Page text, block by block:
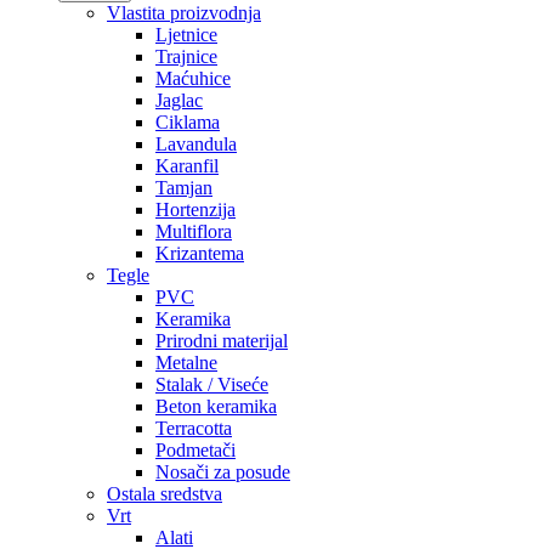
Vlastita proizvodnja
Ljetnice
Trajnice
Maćuhice
Jaglac
Ciklama
Lavandula
Karanfil
Tamjan
Hortenzija
Multiflora
Krizantema
Tegle
PVC
Keramika
Prirodni materijal
Metalne
Stalak / Viseće
Beton keramika
Terracotta
Podmetači
Nosači za posude
Ostala sredstva
Vrt
Alati